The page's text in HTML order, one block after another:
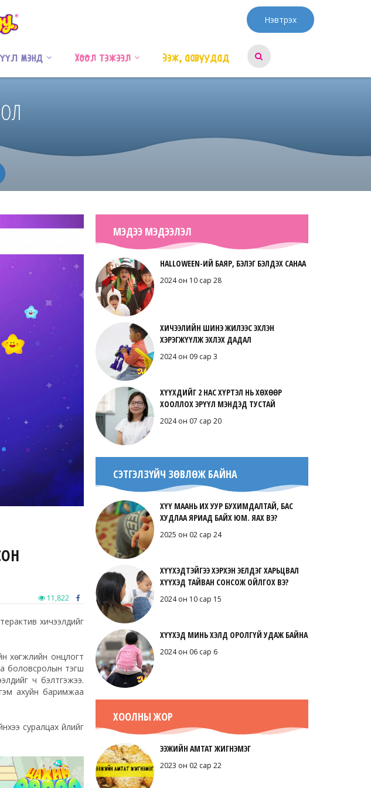
Нэвтрэх
мэнд Хоол тэжээл Ээж, аавуудад
11,822
хичээлүүдийг
хөгжлийн онцлогт
боловсролын тэгш
ч бэлтгэжээ.
ахуйн баримжаа
суралцах үйлийг
МЭДЭЭ МЭДЭЭЛЭЛ
HALLOWEEN-ИЙ БАЯР, БЭЛЭГ БЭЛДЭХ САНАА
2024 он 10 сар 28
ХИЧЭЭЛИЙН ШИНЭ ЖИЛЭЭС ЭХЛЭН
ХЭРЭГЖҮҮЛЖ ЭХЛЭХ ДАДАЛ
2024 он 09 сар 3
ХҮҮХДИЙГ 2 НАС ХҮРТЭЛ НЬ ХӨХӨӨР
ХООЛЛОХ ЭРҮҮЛ МЭНДЭД ТУСТАЙ
2024 он 07 сар 20
СЭТГЭЛЗҮЙЧ ЗӨВЛӨЖ БАЙНА
ХҮҮ МААНЬ ИХ УУР БУХИМДАЛТАЙ, БАС
ХУДЛАА ЯРИАД БАЙХ ЮМ. ЯАХ ВЭ?
2025 он 02 сар 24
ХҮҮХЭДТЭЙГЭЭ ХЭРХЭН ЭЕЛДЭГ ХАРЬЦВАЛ
ХҮҮХЭД ТАЙВАН СОНСОЖ ОЙЛГОХ ВЭ?
2024 он 10 сар 15
ХҮҮХЭД МИНЬ ХЭЛД ОРОЛГҮЙ УДАЖ БАЙНА
2024 он 06 сар 6
ХООЛНЫ ЖОР
ЭЭЖИЙН АМТАТ ЖИГНЭМЭГ
2023 он 02 сар 22